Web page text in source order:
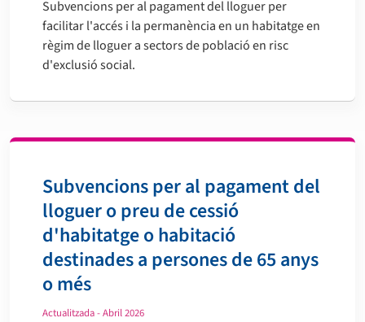
Subvencions per al pagament del lloguer per
facilitar l'accés i la permanència en un habitatge en
règim de lloguer a sectors de població en risc
d'exclusió social.
Subvencions per al pagament del
lloguer o preu de cessió
d'habitatge o habitació
destinades a persones de 65 anys
o més
Actualitzada - Abril 2026